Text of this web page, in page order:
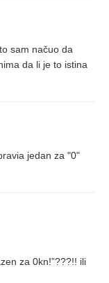
sam načuo da
da li je to istina
jedan za "0"
za 0kn!”???!! ili